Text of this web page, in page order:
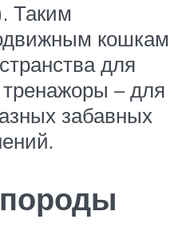
Таким
кошкам
для
– для
забавных